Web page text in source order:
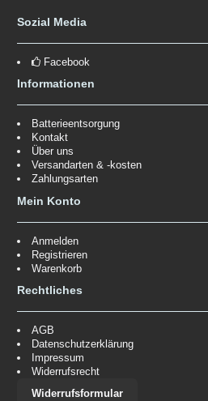
Sozial Media
Facebook
Informationen
Batterieentsorgung
Kontakt
Über uns
Versandarten & -kosten
Zahlungsarten
Mein Konto
Anmelden
Registrieren
Warenkorb
Rechtliches
AGB
Datenschutzerklärung
Impressum
Widerrufsrecht
Widerrufsformular